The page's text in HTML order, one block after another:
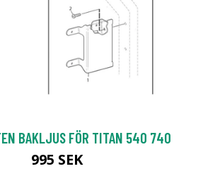
BAKLJUS FÖR TITAN 540 740
995 SEK